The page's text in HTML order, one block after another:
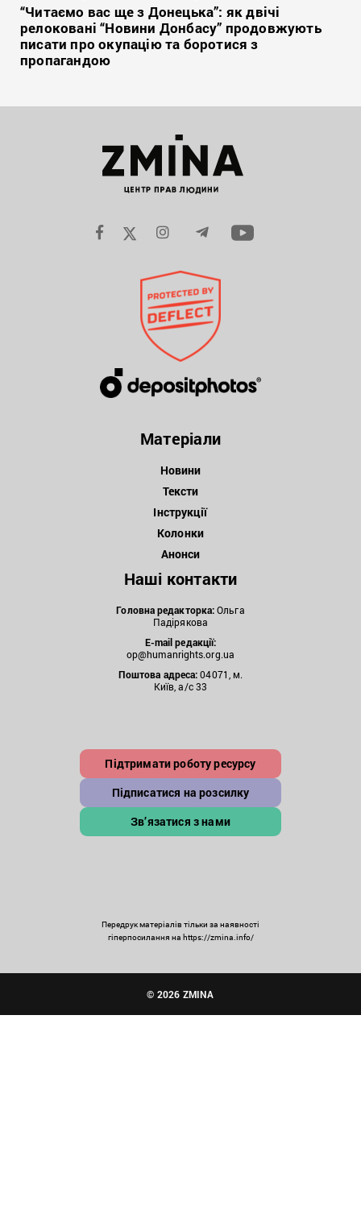
“Читаємо вас ще з Донецька”: як двічі
релоковані “Новини Донбасу” продовжують
писати про окупацію та боротися з
пропагандою
Матеріали
Новини
Тексти
Інструкції
Колонки
Анонси
Наші контакти
Головна редакторка:Ольга
Падірякова
E-mail редакції:
op@humanrights.org.ua
Поштова адреса:04071, м.
Київ, а/с 33
Підтримати роботу ресурсу
Підписатися на розсилку
Зв’язатися з нами
Передрук матеріалів тільки за наявності
гіперпосилання на https://zmina.info/
© 2026 ZMINA